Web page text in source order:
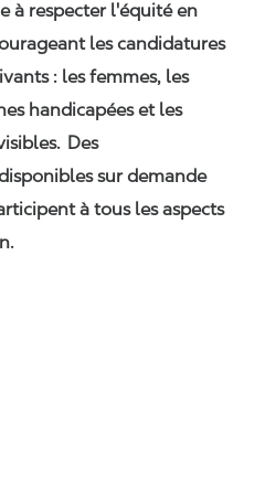
à respecter l'équité en
les candidatures
: les femmes, les
handicapées et les
Des
sur demande
à tous les aspects